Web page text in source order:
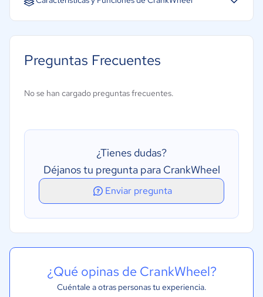
Preguntas Frecuentes
No se han cargado preguntas frecuentes.
¿Tienes dudas?
Déjanos tu pregunta para CrankWheel
Enviar pregunta
¿Qué opinas de CrankWheel?
Cuéntale a otras personas tu experiencia.